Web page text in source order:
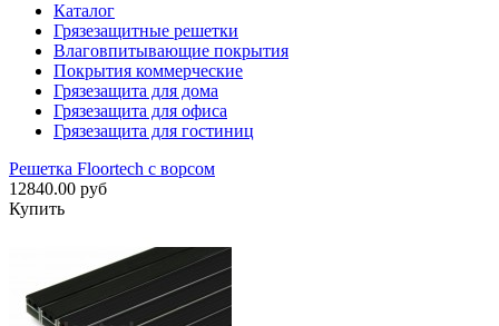
Каталог
Грязезащитные решетки
Влаговпитывающие покрытия
Покрытия коммерческие
Грязезащита для дома
Грязезащита для офиса
Грязезащита для гостиниц
Решетка Floortech с ворсом
12840.00 руб
Купить